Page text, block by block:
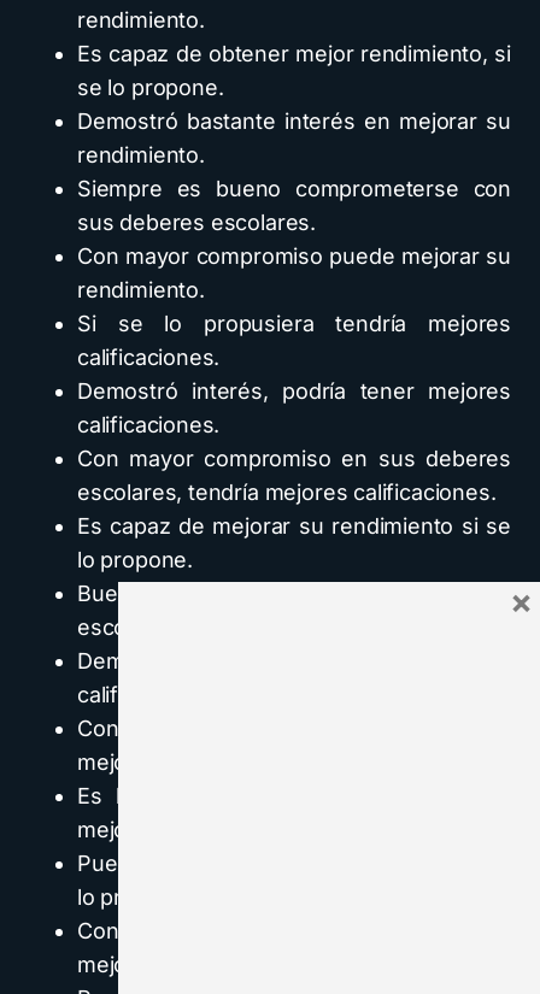
rendimiento.
Es capaz de obtener mejor rendimiento, si
se lo propone.
Demostró bastante interés en mejorar su
rendimiento.
Siempre es bueno comprometerse con
sus deberes escolares.
Con mayor compromiso puede mejorar su
rendimiento.
Si se lo propusiera tendría mejores
calificaciones.
Demostró interés, podría tener mejores
calificaciones.
Con mayor compromiso en sus deberes
escolares, tendría mejores calificaciones.
Es capaz de mejorar su rendimiento si se
lo propone.
Buena disposición para con sus deberes
escolares.
Demuestra interés para mejorar sus
calificaciones.
Con mayor esfuerzo podría obtener
mejores calificaciones.
Es bueno que mantenga el interés por
mejorar su rendimiento.
Puede lograr mejores calificaciones si se
lo propone.
Con mayor compromiso escolar, puede
mejorar sus calificaciones.
×